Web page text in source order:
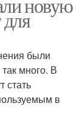
были
много. В
стать
в